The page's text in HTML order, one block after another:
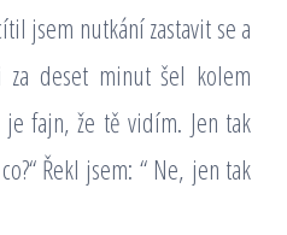
jsem nutkání zastavit se a
deset minut šel kolem
fajn, že tě vidím. Jen tak
Řekl jsem: “ Ne, jen tak